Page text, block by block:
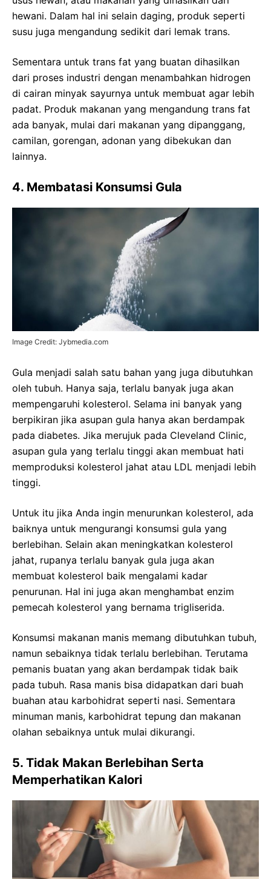
hewani. Dalam hal ini selain daging, produk seperti
susu juga mengandung sedikit dari lemak trans.
Sementara untuk trans fat yang buatan dihasilkan
dari proses industri dengan menambahkan hidrogen
di cairan minyak sayurnya untuk membuat agar lebih
padat. Produk makanan yang mengandung trans fat
ada banyak, mulai dari makanan yang dipanggang,
camilan, gorengan, adonan yang dibekukan dan
lainnya.
4. Membatasi Konsumsi Gula
Image Credit: Jybmedia.com
Gula menjadi salah satu bahan yang juga dibutuhkan
oleh tubuh. Hanya saja, terlalu banyak juga akan
mempengaruhi kolesterol. Selama ini banyak yang
berpikiran jika asupan gula hanya akan berdampak
pada diabetes. Jika merujuk pada Cleveland Clinic,
asupan gula yang terlalu tinggi akan membuat hati
memproduksi kolesterol jahat atau LDL menjadi lebih
tinggi.
Untuk itu jika Anda ingin menurunkan kolesterol, ada
baiknya untuk mengurangi konsumsi gula yang
berlebihan. Selain akan meningkatkan kolesterol
jahat, rupanya terlalu banyak gula juga akan
membuat kolesterol baik mengalami kadar
penurunan. Hal ini juga akan menghambat enzim
pemecah kolesterol yang bernama trigliserida.
Konsumsi makanan manis memang dibutuhkan tubuh,
namun sebaiknya tidak terlalu berlebihan. Terutama
pemanis buatan yang akan berdampak tidak baik
pada tubuh. Rasa manis bisa didapatkan dari buah
buahan atau karbohidrat seperti nasi. Sementara
minuman manis, karbohidrat tepung dan makanan
olahan sebaiknya untuk mulai dikurangi.
5. Tidak Makan Berlebihan Serta
Memperhatikan Kalori